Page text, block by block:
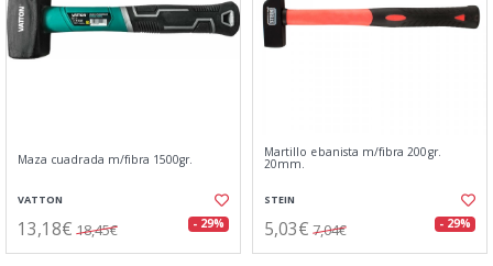
Maza cuadrada m/fibra 1500gr.
VATTON
13,18€ 18,45€ - 29%
Martillo ebanista m/fibra 200gr.
20mm.
STEIN
5,03€ 7,04€ - 29%